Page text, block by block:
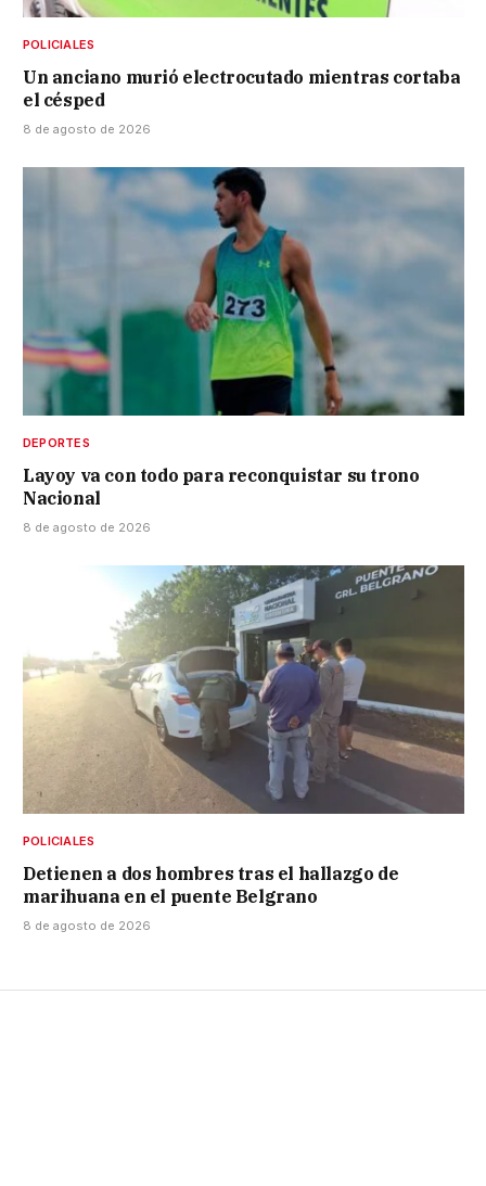
POLICIALES
Un anciano murió electrocutado mientras cortaba
el césped
8 de agosto de 2026
DEPORTES
Layoy va con todo para reconquistar su trono
Nacional
8 de agosto de 2026
POLICIALES
Detienen a dos hombres tras el hallazgo de
marihuana en el puente Belgrano
8 de agosto de 2026